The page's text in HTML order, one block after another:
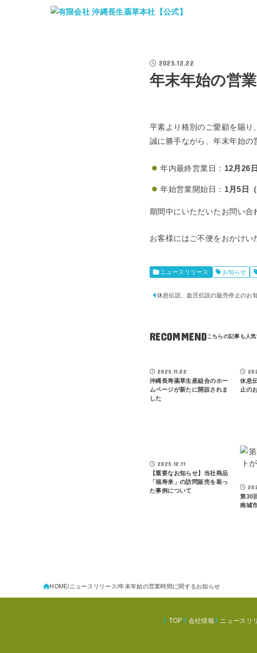
2025.12.22
年末年始の営
平素より格別のご愛顧を賜り
誠に勝手ながら、年末年始の
年内最終営業日： 12月26
年始営業開始日： 1月5日（
期間中にいただいたお問い合
お客様にはご不便をおかけい
ニュースリリース お知らせ
休息伝説、血圧伝説の販売停止のお
RECOMMEND
2025.11.02
沖縄長寿薬草生産組合のホー
ムページが新たに開設されま
した
休息
止の
2025.12.11
【重要なお知らせ】当社商品
「福寿来」の訪問販売を装っ
た事例について
第30
南城
HOME ニュースリリース 年末年始の営業時間に関するお知らせ
TOP 会社情報 ニュースリ